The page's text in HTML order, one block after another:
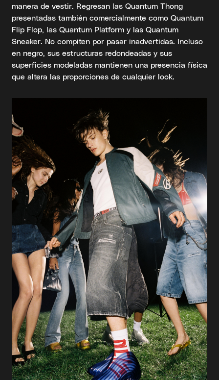
manera de vestir. Regresan las Quantum Thong
presentadas también comercialmente como Quantum
Flip Flop, las Quantum Platform y las Quantum
Sneaker. No compiten por pasar inadvertidas. Incluso
en negro, sus estructuras redondeadas y sus
superficies modeladas mantienen una presencia física
que altera las proporciones de cualquier look.